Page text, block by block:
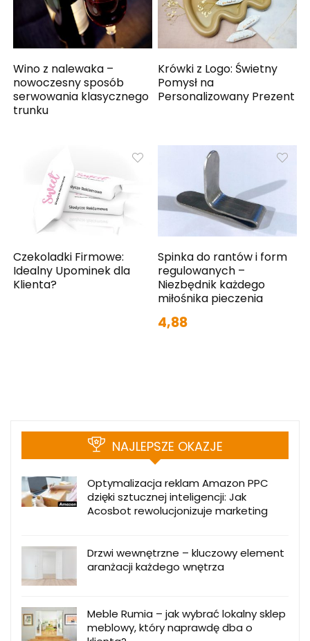
Wino z nalewaka –
nowoczesny sposób
serwowania klasycznego
trunku
Krówki z Logo: Świetny
Pomysł na
Personalizowany Prezent
Czekoladki Firmowe:
Idealny Upominek dla
Klienta?
Spinka do rantów i form
regulowanych –
Niezbędnik każdego
miłośnika pieczenia
4,88
NAJLEPSZE OKAZJE
Optymalizacja reklam Amazon PPC
dzięki sztucznej inteligencji: Jak
Acosbot rewolucjonizuje marketing
Drzwi wewnętrzne – kluczowy element
aranżacji każdego wnętrza
Meble Rumia – jak wybrać lokalny sklep
meblowy, który naprawdę dba o